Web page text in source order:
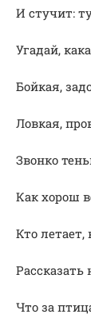
И стучит:
Угадай,
Бойкая,
Ловкая,
Звонко
Как хорош
Кто летает,
Рассказать
Что за